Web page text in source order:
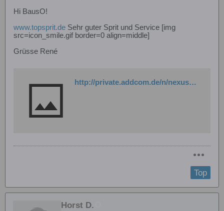
Hi BausO!
www.topsprit.de Sehr guter Sprit und Service [img
src=icon_smile.gif border=0 align=middle]
Grüsse René
http://private.addcom.de/n/nexusheliseite
Top
Horst D.